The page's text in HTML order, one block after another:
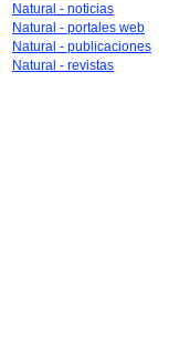
Natural - noticias
Natural - portales web
Natural - publicaciones
Natural - revistas